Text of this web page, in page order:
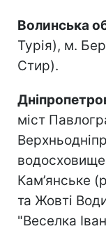
Волинська
Турія), м.
Стир).
міст
Кам’янське
та Жовті
"Веселка